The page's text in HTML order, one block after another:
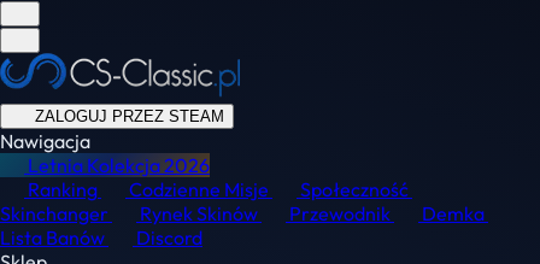
ZALOGUJ PRZEZ STEAM
Nawigacja
Letnia Kolekcja2026
Ranking
Codzienne Misje
Społeczność
Skinchanger
Rynek Skinów Przewodnik
Demka
Lista Banów
Discord